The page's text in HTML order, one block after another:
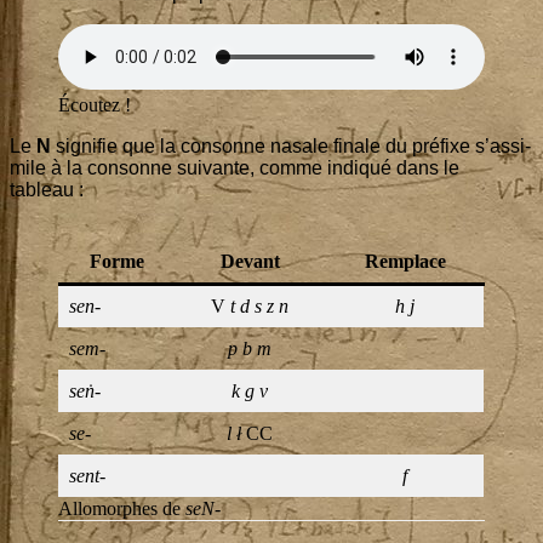
Écou­tez !
Le N signi­fie que la consonne nasale finale du pré­fixe s’as­si­
mile à la consonne sui­vante, comme indi­qué dans le
tableau :
Forme Devant Rem­place
sen- V t d s z n h j
sem- p b m
seṅ- k g v
se- l łCC
sent-
f
Allo­morphes deseN-